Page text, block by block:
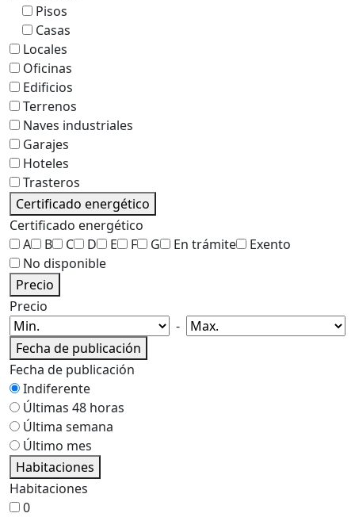
Pisos
Casas
Locales
Oficinas
Edificios
Terrenos
Naves industriales
Garajes
Hoteles
Trasteros
Certificado energético
Certificado energético
A
B C D E F G En trámite
Exento
No disponible
Precio
Precio
-
Fecha de publicación
Fecha de publicación
Indiferente
Últimas 48 horas
Última semana
Último mes
Habitaciones
Habitaciones
0